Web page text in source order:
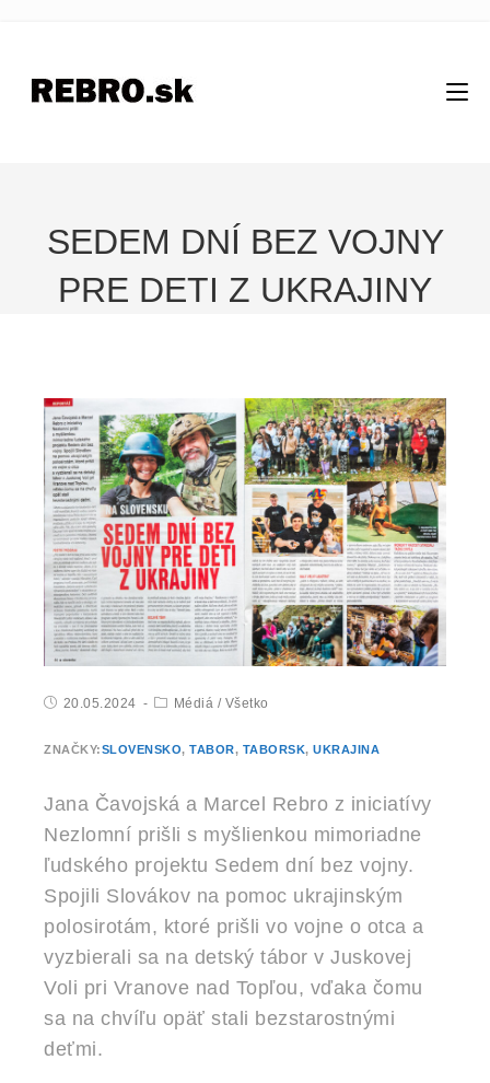
SEDEM DNÍ BEZ VOJNY
PRE DETI Z UKRAJINY
20.05.2024 Médiá / Všetko
ZNAČKY:SLOVENSKO, TABOR, TABORSK, UKRAJINA
Jana Čavojská a Marcel Rebro z iniciatívy
Nezlomní prišli s myšlienkou mimoriadne
ľudského projektu Sedem dní bez vojny.
Spojili Slovákov na pomoc ukrajinským
polosirotám, ktoré prišli vo vojne o otca a
vyzbierali sa na detský tábor v Juskovej
Voli pri Vranove nad Topľou, vďaka čomu
sa na chvíľu opäť stali bezstarostnými
deťmi.